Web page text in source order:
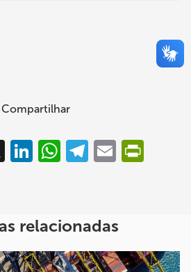
Compartilhar
X LinkedInWhatsAppTelegram
Email
relacionadas